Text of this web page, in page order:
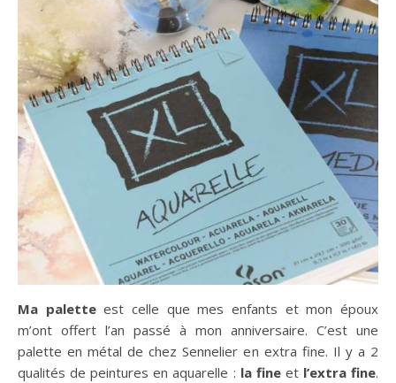
Ma paletteest celle que mes enfants et mon époux
m’ont offert l’an passé à mon anniversaire. C’est une
palette en métal de chez Sennelier en extra fine. Il y a 2
qualités de peintures en aquarelle : la fineet l’extra fine.